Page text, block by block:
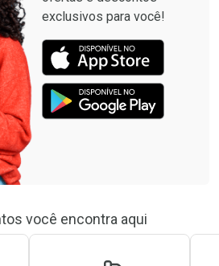
exclusivos para você!
você encontra aqui